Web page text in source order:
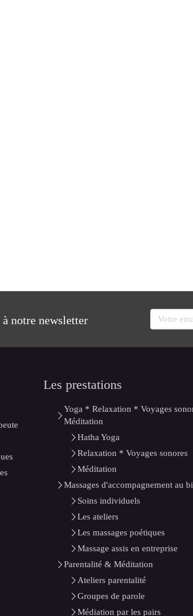
notre newsletter Votre email
Les prestations
Yoga * Relaxation * Voyages
Méditation
Hatha Yoga
Relaxation * Voyages sonores
Méditation
Massages d'accompagnement au
Soins individuels
Les ateliers
Les massages poétiques
Massage assis en entreprise
Parentalité & Méditation
Ateliers parentalité
Groupes de parole
Médiation par les pairs